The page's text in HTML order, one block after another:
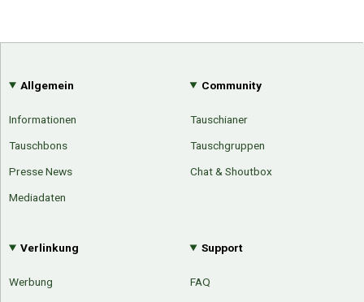
Allgemein
Informationen
Tauschbons
Presse News
Mediadaten
Community
Tauschianer
Tauschgruppen
Chat & Shoutbox
Verlinkung
Werbung
Support
FAQ